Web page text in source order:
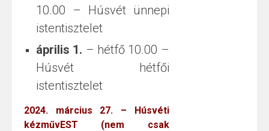
10.00 – Húsvét ünnepi
istentisztelet
április 1. – hétfő 10.00 –
Húsvét hétfői
istentisztelet
2024. március 27. – Húsvéti
kézművEST (nem csak